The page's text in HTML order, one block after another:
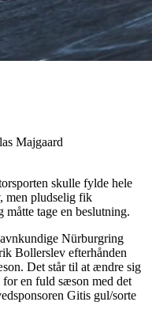
Majgaard
skulle fylde hele
men pludselig fik
tage en beslutning.
Nürburgring
Bollerslev efterhånden
Det står til at ændre sig
en fuld sæson med det
Gitis gul/sorte